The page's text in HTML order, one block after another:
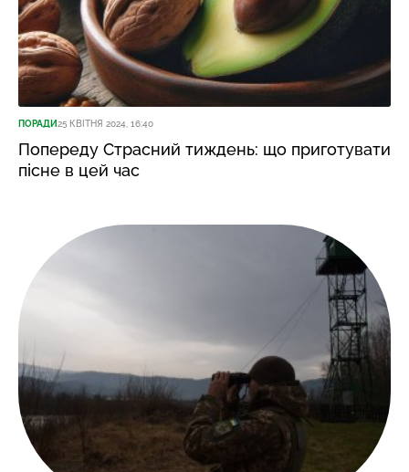
ПОРАДИ25 КВІТНЯ 2024, 16:40
Попереду Страсний тиждень: що приготувати
пісне в цей час